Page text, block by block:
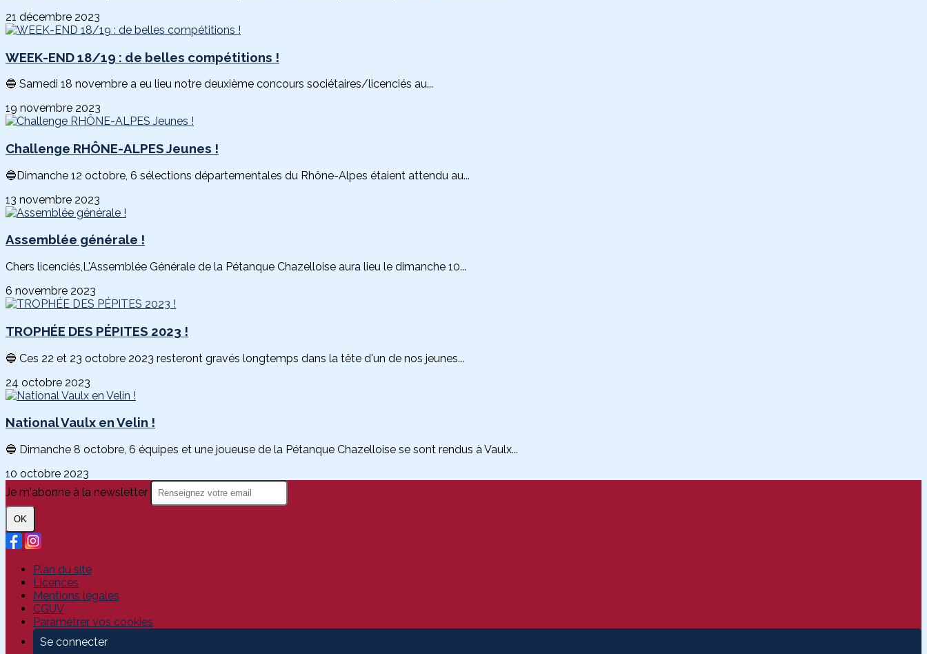
21 décembre 2023
WEEK-END 18/19 : de belles compétitions !
🔵 Samedi 18 novembre a eu lieu notre deuxième concours sociétaires/licenciés au...
19 novembre 2023
Challenge RHÔNE-ALPES Jeunes !
🔵Dimanche 12 octobre, 6 sélections départementales du Rhône-Alpes étaient attendu au...
13 novembre 2023
Assemblée générale !
Chers licenciés,L'Assemblée Générale de la Pétanque Chazelloise aura lieu le dimanche 10...
6 novembre 2023
TROPHÉE DES PÉPITES 2023 !
🔵 Ces 22 et 23 octobre 2023 resteront gravés longtemps dans la tête d'un de nos jeunes...
24 octobre 2023
National Vaulx en Velin !
🔵 Dimanche 8 octobre, 6 équipes et une joueuse de la Pétanque Chazelloise se sont rendus à Vaulx...
10 octobre 2023
Je m'abonne à la newsletter
OK
Plan du site
Licences
Mentions légales
CGUV
Paramétrer vos cookies
Se connecter